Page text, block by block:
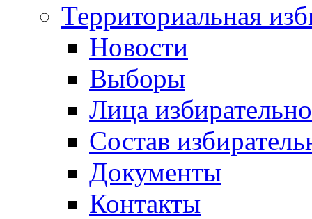
Территориальная
Новости
Выборы
Лица
Состав
Документы
Контакты